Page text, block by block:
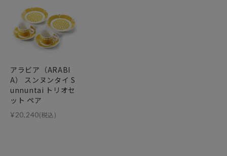
アラビア（ARABI
A） スンヌンタイ S
unnuntai トリオセ
ット ペア
¥20,240(税込)